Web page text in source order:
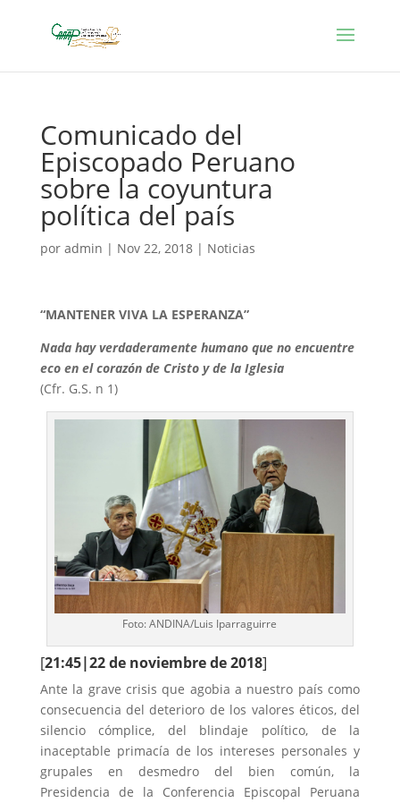
Comunicado del
Episcopado Peruano
sobre la coyuntura
política del país
por admin | Nov 22, 2018| Noticias
“MANTENER VIVA LA ESPERANZA”
Nada hay verdaderamente humano que no encuentre
eco en el corazón de Cristo y de la Iglesia
(Cfr. G.S. n 1)
Foto: ANDINA/Luis Iparraguirre
[21:45|22 de noviembre de 2018]
Ante la grave crisis que agobia a nuestro país como
consecuencia del deterioro de los valores éticos, del
silencio cómplice, del blindaje político, de la
inaceptable primacía de los intereses personales y
grupales en desmedro del bien común, la
Presidencia de la Conferencia Episcopal Peruana